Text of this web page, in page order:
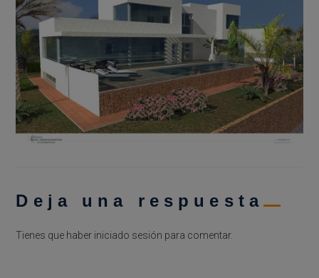
Deja una respuesta
Tienes que haber iniciado sesión para comentar.